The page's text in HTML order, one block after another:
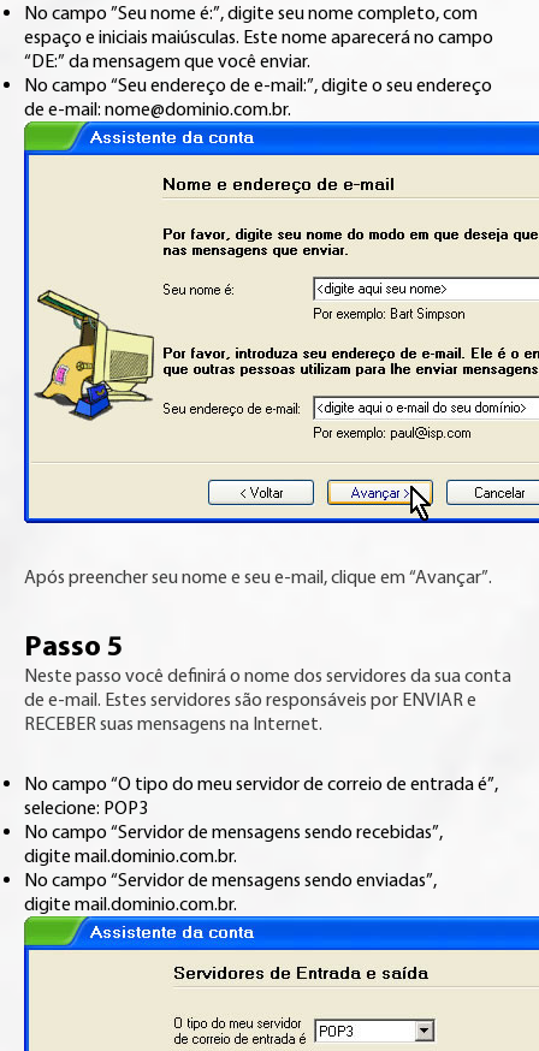
No campo ”Seu nome é:”, digite seu nome completo, com
espaço e iniciais maiúsculas. Este nome aparecerá no campo
“DE:” da mensagem que você enviar.
No campo “Seu endereço de e-mail:”, digite o seu endereço
de e-mail: nome@dominio.com.br.
Após preencher seu nome e seu e-mail, clique em “Avançar”.
Passo 5
Neste passo você definirá o nome dos servidores da sua conta
de e-mail. Estes servidores são responsáveis por ENVIAR e
RECEBER suas mensagens na Internet.
No campo “O tipo do meu servidor de correio de entrada é”,
selecione: POP3
No campo “Servidor de mensagens sendo recebidas”,
digite mail.dominio.com.br.
No campo “Servidor de mensagens sendo enviadas”,
digite mail.dominio.com.br.